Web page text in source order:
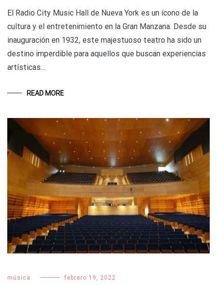
El Radio City Music Hall de Nueva York es un ícono de la
cultura y el entretenimiento en la Gran Manzana. Desde su
inauguración en 1932, este majestuoso teatro ha sido un
destino imperdible para aquellos que buscan experiencias
artísticas…
READ MORE
música febrero 19, 2022